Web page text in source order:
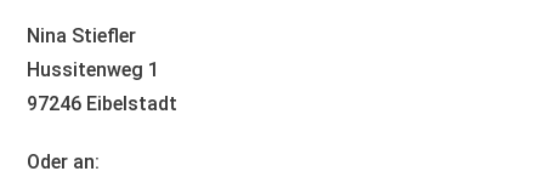
Nina Stiefler
Hussitenweg 1
97246 Eibelstadt
Oder an: